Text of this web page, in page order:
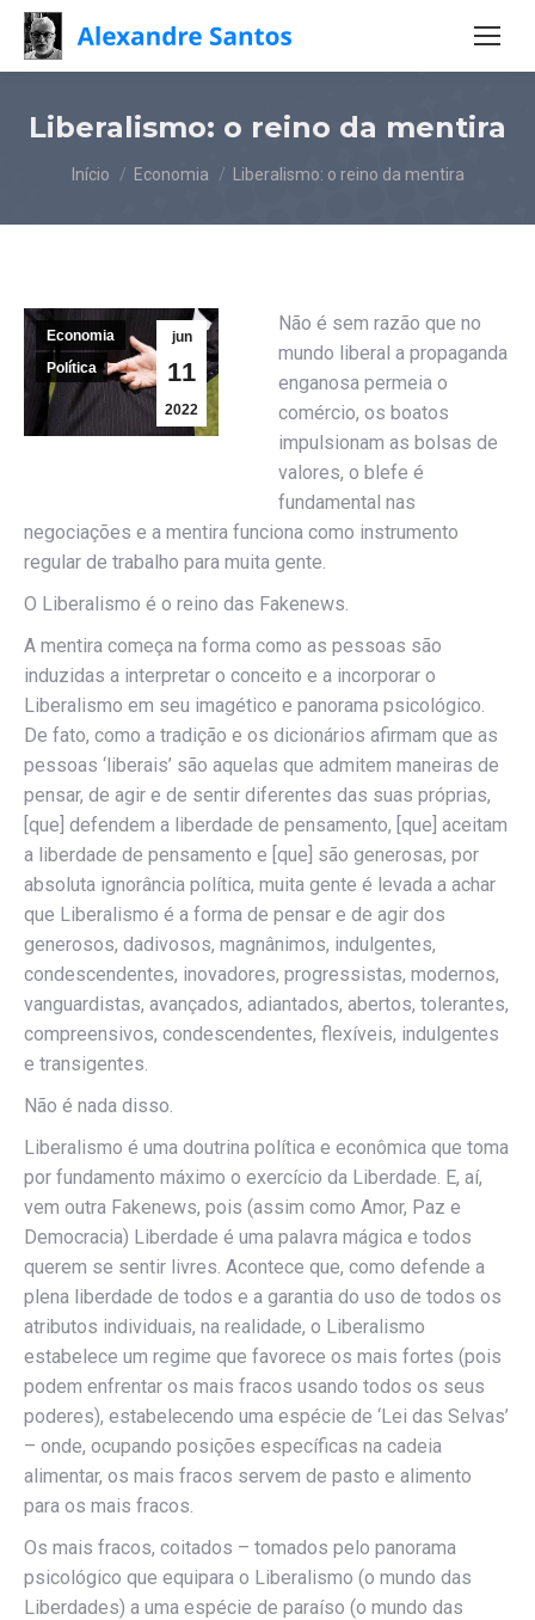
Liberalismo: o reino da mentira
Você está aqui:
Início Economia Liberalismo: o reino da mentira
jun
11
2022
Economia
Política
Não é sem razão que no
mundo liberal a propaganda
enganosa permeia o
comércio, os boatos
impulsionam as bolsas de
valores, o blefe é
fundamental nas
negociações e a mentira funciona como instrumento
regular de trabalho para muita gente.
O Liberalismo é o reino das Fakenews.
A mentira começa na forma como as pessoas são
induzidas a interpretar o conceito e a incorporar o
Liberalismo em seu imagético e panorama psicológico.
De fato, como a tradição e os dicionários afirmam que as
pessoas ‘liberais’ são aquelas que admitem maneiras de
pensar, de agir e de sentir diferentes das suas próprias,
[que] defendem a liberdade de pensamento, [que] aceitam
a liberdade de pensamento e [que] são generosas, por
absoluta ignorância política, muita gente é levada a achar
que Liberalismo é a forma de pensar e de agir dos
generosos, dadivosos, magnânimos, indulgentes,
condescendentes, inovadores, progressistas, modernos,
vanguardistas, avançados, adiantados, abertos, tolerantes,
compreensivos, condescendentes, flexíveis, indulgentes
e transigentes.
Não é nada disso.
Liberalismo é uma doutrina política e econômica que toma
por fundamento máximo o exercício da Liberdade. E, aí,
vem outra Fakenews, pois (assim como Amor, Paz e
Democracia) Liberdade é uma palavra mágica e todos
querem se sentir livres. Acontece que, como defende a
plena liberdade de todos e a garantia do uso de todos os
atributos individuais, na realidade, o Liberalismo
estabelece um regime que favorece os mais fortes (pois
podem enfrentar os mais fracos usando todos os seus
poderes), estabelecendo uma espécie de ‘Lei das Selvas’
– onde, ocupando posições específicas na cadeia
alimentar, os mais fracos servem de pasto e alimento
para os mais fracos.
Os mais fracos, coitados – tomados pelo panorama
psicológico que equipara o Liberalismo (o mundo das
Liberdades) a uma espécie de paraíso (o mundo das